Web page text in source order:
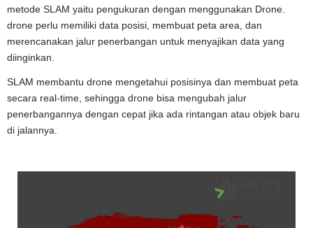
metode SLAM yaitu pengukuran dengan menggunakan Drone.
drone perlu memiliki data posisi, membuat peta area, dan
merencanakan jalur penerbangan untuk menyajikan data yang
diinginkan.
SLAM membantu drone mengetahui posisinya dan membuat peta
secara real-time, sehingga drone bisa mengubah jalur
penerbangannya dengan cepat jika ada rintangan atau objek baru
di jalannya.